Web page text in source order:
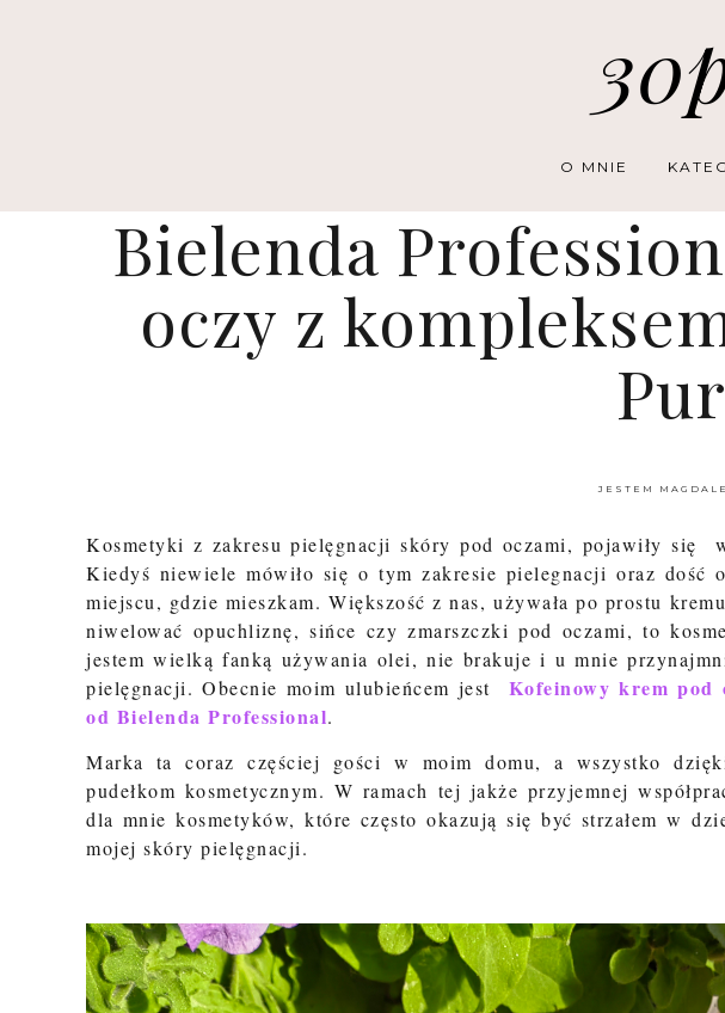
O MNIE
Bielenda
oczy z
JESTEM
Kosmetyki z zakresu pielęgnacji skóry pod oczami, pojawiły się
Kiedyś niewiele mówiło się o tym zakresie pielegnacji oraz dość
miejscu, gdzie mieszkam. Większość z nas, używała po prostu
niwelować opuchliznę, sińce czy zmarszczki pod oczami, to
jestem wielką fanką używania olei, nie brakuje i u mnie
pielęgnacji. Obecnie moim ulubieńcem jest Kofeinowy krem pod
od Bielenda Professional.
Marka ta coraz częściej gości w moim domu, a wszystko
pudełkom kosmetycznym. W ramach tej jakże przyjemnej
dla mnie kosmetyków, które często okazują się być strzałem w
mojej skóry pielęgnacji.